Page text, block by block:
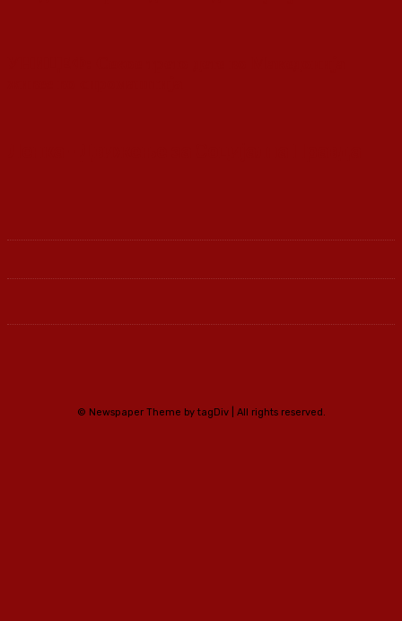
© Newspaper Theme by tagDiv | All rights reserved.